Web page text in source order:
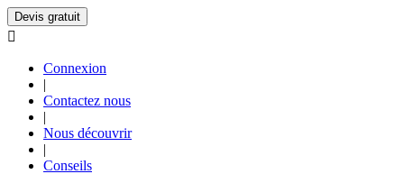
Devis gratuit

Connexion
|
Contactez nous
|
Nous découvrir
|
Conseils